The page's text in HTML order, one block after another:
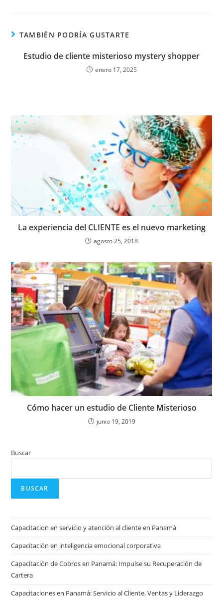
TAMBIÉN PODRÍA GUSTARTE
Estudio de cliente misterioso mystery shopper
enero 17, 2025
La experiencia del CLIENTE es el nuevo marketing
agosto 25, 2018
Cómo hacer un estudio de Cliente Misterioso
junio 19, 2019
Buscar
BUSCAR
Capacitacion en servicio y atención al cliente en Panamá
Capacitación en inteligencia emocional corporativa
Capacitación de Cobros en Panamá: Impulse su Recuperación de
Cartera
Capacitaciones en Panamá: Servicio al Cliente, Ventas y Liderazgo